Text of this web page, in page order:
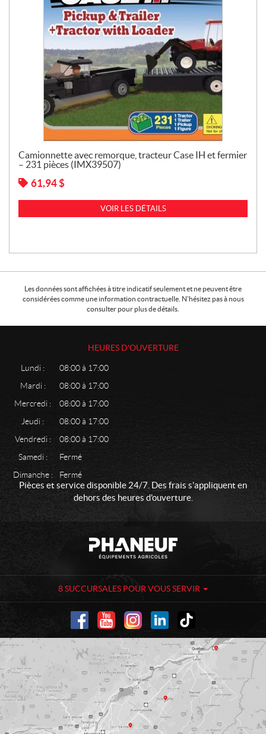
Camionnette avec remorque, tracteur Case IH et fermier
– 231 pièces (IMX39507)
61,94$
VOIR LES DÉTAILS
Les données sont affichées à titre indicatif seulement et ne peuvent être
considérées comme une information contractuelle. N'hésitez pas à nous
consulter pour plus de détails.
HEURES D'OUVERTURE
Lundi :
08:00 à 17:00
Mardi :
08:00 à 17:00
Mercredi :
08:00 à 17:00
Jeudi :
08:00 à 17:00
Vendredi :
08:00 à 17:00
Samedi :
Fermé
Dimanche :
Fermé
Pièces et service disponible 24/7. Des frais s'appliquent en
dehors des heures d'ouverture.
t
c
n
u
É
q
u
i
p
e
m
8 SUCCURSALES POUR VOUS SERVIR